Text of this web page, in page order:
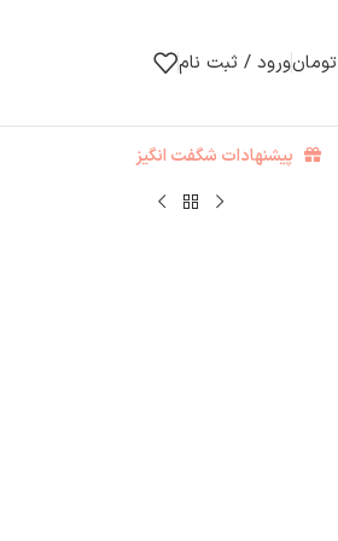
تومانورود / ثبت نام
پیشنهادات شگفت انگیز